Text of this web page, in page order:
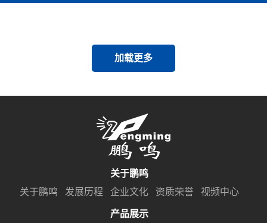
加载更多
关于鹏鸣
关于鹏鸣
发展历程 企业文化 资质荣誉 视频中心
产品展示